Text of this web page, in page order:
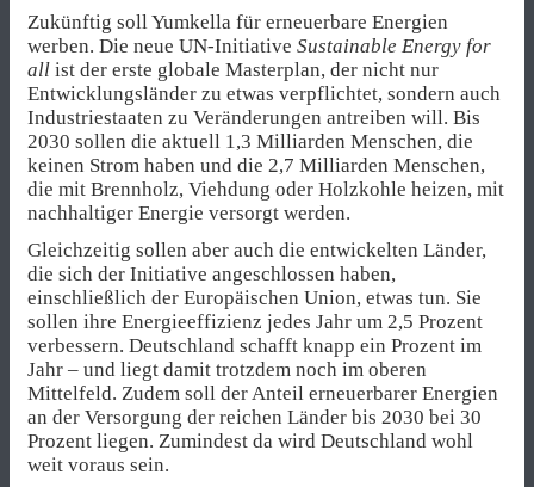
Zukünftig soll Yumkella für erneuerbare Energien
werben. Die neue UN-Initiative Sustainable Energy for
all ist der erste globale Masterplan, der nicht nur
Entwicklungsländer zu etwas verpflichtet, sondern auch
Industriestaaten zu Veränderungen antreiben will. Bis
2030 sollen die aktuell 1,3 Milliarden Menschen, die
keinen Strom haben und die 2,7 Milliarden Menschen,
die mit Brennholz, Viehdung oder Holzkohle heizen, mit
nachhaltiger Energie versorgt werden.
Gleichzeitig sollen aber auch die entwickelten Länder,
die sich der Initiative angeschlossen haben,
einschließlich der Europäischen Union, etwas tun. Sie
sollen ihre Energieeffizienz jedes Jahr um 2,5 Prozent
verbessern. Deutschland schafft knapp ein Prozent im
Jahr – und liegt damit trotzdem noch im oberen
Mittelfeld. Zudem soll der Anteil erneuerbarer Energien
an der Versorgung der reichen Länder bis 2030 bei 30
Prozent liegen. Zumindest da wird Deutschland wohl
weit voraus sein.